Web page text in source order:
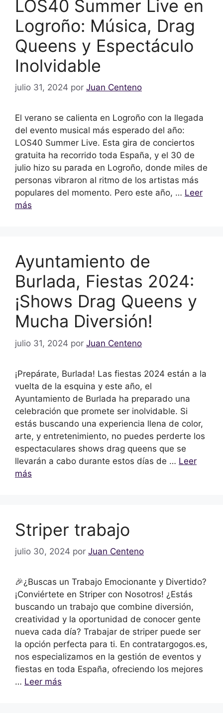
LOS40 Summer Live en
Logroño: Música, Drag
Queens y Espectáculo
Inolvidable
julio 31, 2024 por Juan Centeno
El verano se calienta en Logroño con la llegada
del evento musical más esperado del año:
LOS40 Summer Live. Esta gira de conciertos
gratuita ha recorrido toda España, y el 30 de
julio hizo su parada en Logroño, donde miles de
personas vibraron al ritmo de los artistas más
populares del momento. Pero este año, … Leer
más
Ayuntamiento de
Burlada, Fiestas 2024:
¡Shows Drag Queens y
Mucha Diversión!
julio 31, 2024 por Juan Centeno
¡Prepárate, Burlada! Las fiestas 2024 están a la
vuelta de la esquina y este año, el
Ayuntamiento de Burlada ha preparado una
celebración que promete ser inolvidable. Si
estás buscando una experiencia llena de color,
arte, y entretenimiento, no puedes perderte los
espectaculares shows drag queens que se
llevarán a cabo durante estos días de … Leer
más
Striper trabajo
julio 30, 2024 por Juan Centeno
🎉¿Buscas un Trabajo Emocionante y Divertido?
¡Conviértete en Striper con Nosotros! ¿Estás
buscando un trabajo que combine diversión,
creatividad y la oportunidad de conocer gente
nueva cada día? Trabajar de striper puede ser
la opción perfecta para ti. En contratargogos.es,
nos especializamos en la gestión de eventos y
fiestas en toda España, ofreciendo los mejores
… Leer más